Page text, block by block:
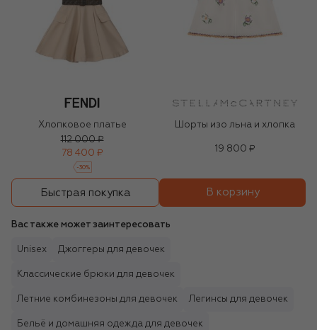
Хлопковое платье
112 000 ₽
78 400 ₽
-30%
Шорты изо льна и хлопка
19 800 ₽
Быстрая покупка В корзину
Вас также может заинтересовать
Unisex Джоггеры для девочек
Классические брюки для девочек
Летние комбинезоны для девочек Легинсы для девочек
Бельё и домашняя одежда для девочек